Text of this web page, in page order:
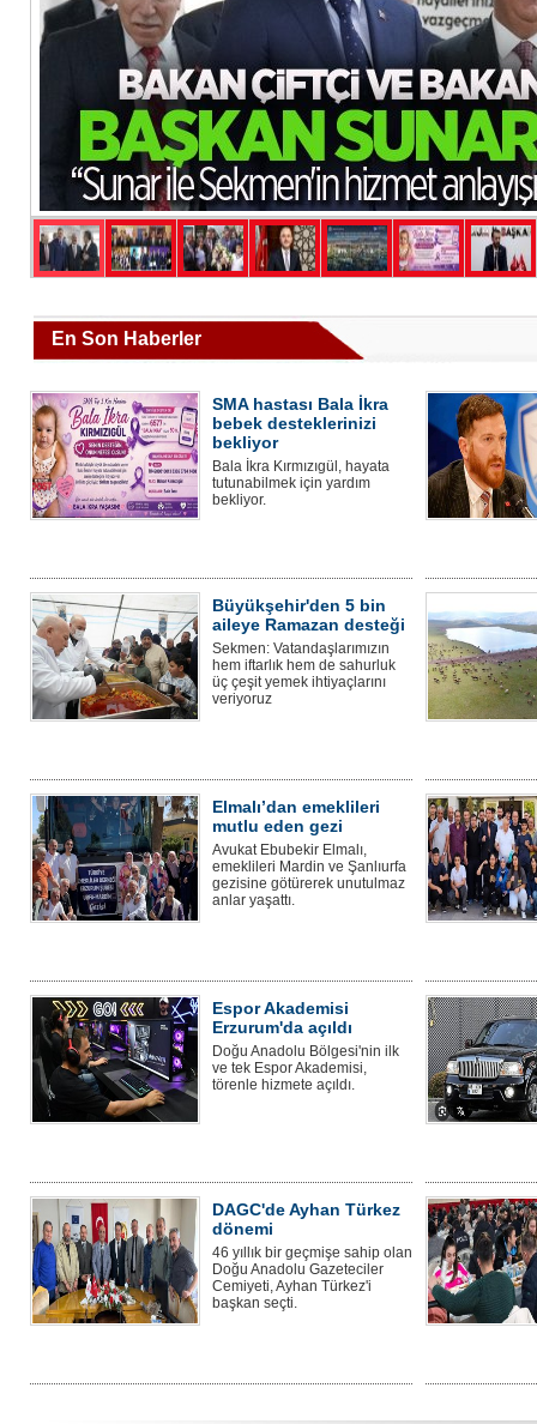
En Son Haberler
SMA hastası Bala İkra
bebek desteklerinizi
bekliyor
Bala İkra Kırmızıgül, hayata
tutunabilmek için yardım
bekliyor.
Büyükşehir'den 5 bin
aileye Ramazan desteği
Sekmen: Vatandaşlarımızın
hem iftarlık hem de sahurluk
üç çeşit yemek ihtiyaçlarını
veriyoruz
Elmalı’dan emeklileri
mutlu eden gezi
Avukat Ebubekir Elmalı,
emeklileri Mardin ve Şanlıurfa
gezisine götürerek unutulmaz
anlar yaşattı.
Espor Akademisi
Erzurum'da açıldı
Doğu Anadolu Bölgesi'nin ilk
ve tek Espor Akademisi,
törenle hizmete açıldı.
DAGC'de Ayhan Türkez
dönemi
46 yıllık bir geçmişe sahip olan
Doğu Anadolu Gazeteciler
Cemiyeti, Ayhan Türkez'i
başkan seçti.